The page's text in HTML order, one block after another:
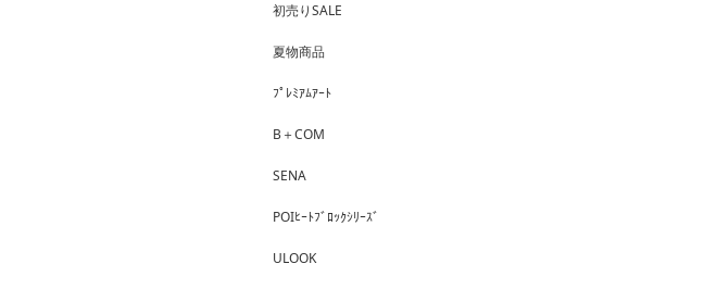
初売りSALE
夏物商品
ﾌﾟﾚﾐｱﾑｱｰﾄ
B＋COM
SENA
POIﾋｰﾄﾌﾞﾛｯｸｼﾘｰｽﾞ
ULOOK